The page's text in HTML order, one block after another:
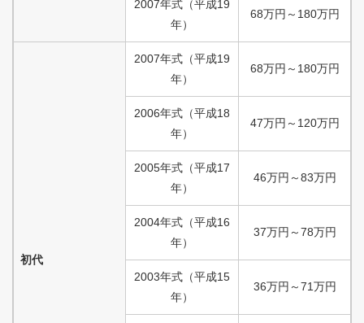
2007年式 （平成19
年）
68万円 ～ 180万円
初代
2007年式 （平成19
年）
68万円 ～ 180万円
2006年式 （平成18
年）
47万円 ～ 120万円
2005年式 （平成17
年）
46万円 ～83万円
2004年式 （平成16
年）
37万円 ～78万円
2003年式 （平成15
年）
36万円 ～71万円